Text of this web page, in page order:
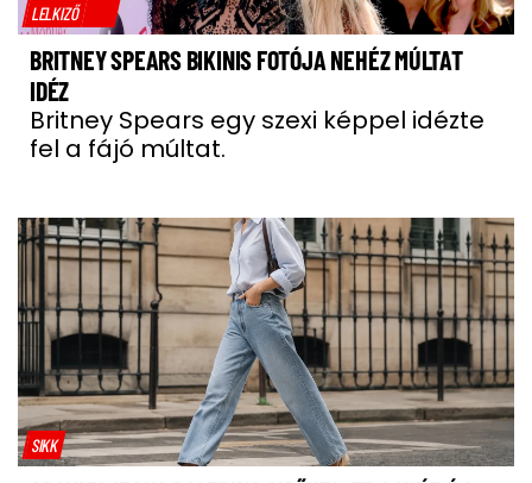
LELKIZŐ
BRITNEY SPEARS BIKINIS FOTÓJA NEHÉZ MÚLTAT
IDÉZ
Britney Spears egy szexi képpel idézte
fel a fájó múltat.
SIKK